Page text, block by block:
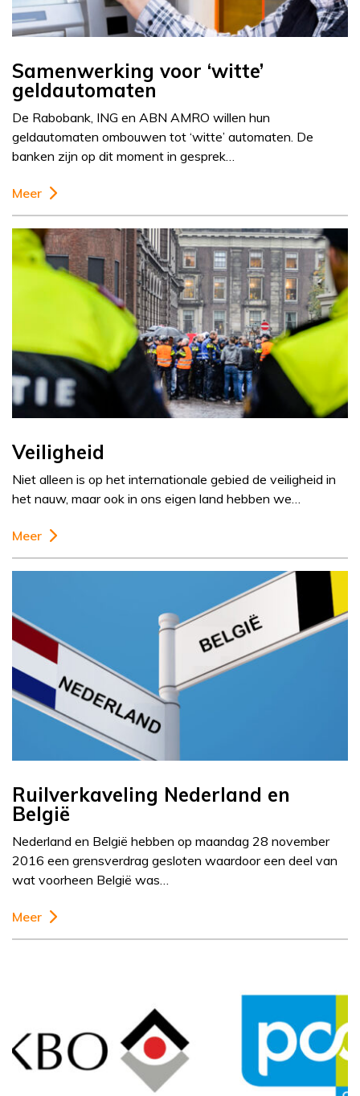
Samenwerking voor ‘witte’
geldautomaten
De Rabobank, ING en ABN AMRO willen hun
geldautomaten ombouwen tot ‘witte’ automaten. De
banken zijn op dit moment in gesprek…
Meer
Veiligheid
Niet alleen is op het internationale gebied de veiligheid in
het nauw, maar ook in ons eigen land hebben we…
Meer
Ruilverkaveling Nederland en
België
Nederland en België hebben op maandag 28 november
2016 een grensverdrag gesloten waardoor een deel van
wat voorheen België was…
Meer